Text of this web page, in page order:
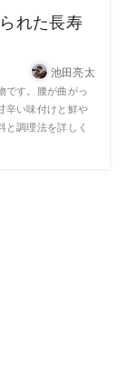
れた長寿
池田亮太
です。腰が曲がっ
辛い味付けと鮮や
調理法を詳しく